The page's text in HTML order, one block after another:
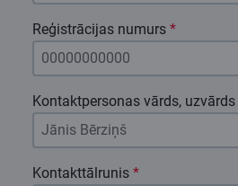
Reģistrācijas numurs *
Kontaktpersonas vārds, uzvārds
Kontakttālrunis *